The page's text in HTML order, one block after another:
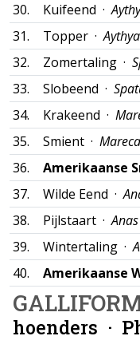
30.
Kuifeend ·
31.
Topper ·
32.
Zomertaling ·
33.
Slobeend ·
34.
Krakeend ·
35.
Smient ·
36.
Amerikaanse
37.
Wilde Eend ·
38.
Pijlstaart ·
39.
Wintertaling ·
40.
Amerikaanse
hoenders ·